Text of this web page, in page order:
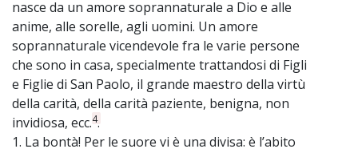
nasce da un amore soprannaturale a Dio e alle
anime, alle sorelle, agli uomini. Un amore
soprannaturale vicendevole fra le varie persone
che sono in casa, specialmente trattandosi di Figli
e Figlie di San Paolo, il grande maestro della virtù
della carità, della carità paziente, benigna, non
invidiosa, ecc.4.
1. La bontà! Per le suore vi è una divisa: è l’abito